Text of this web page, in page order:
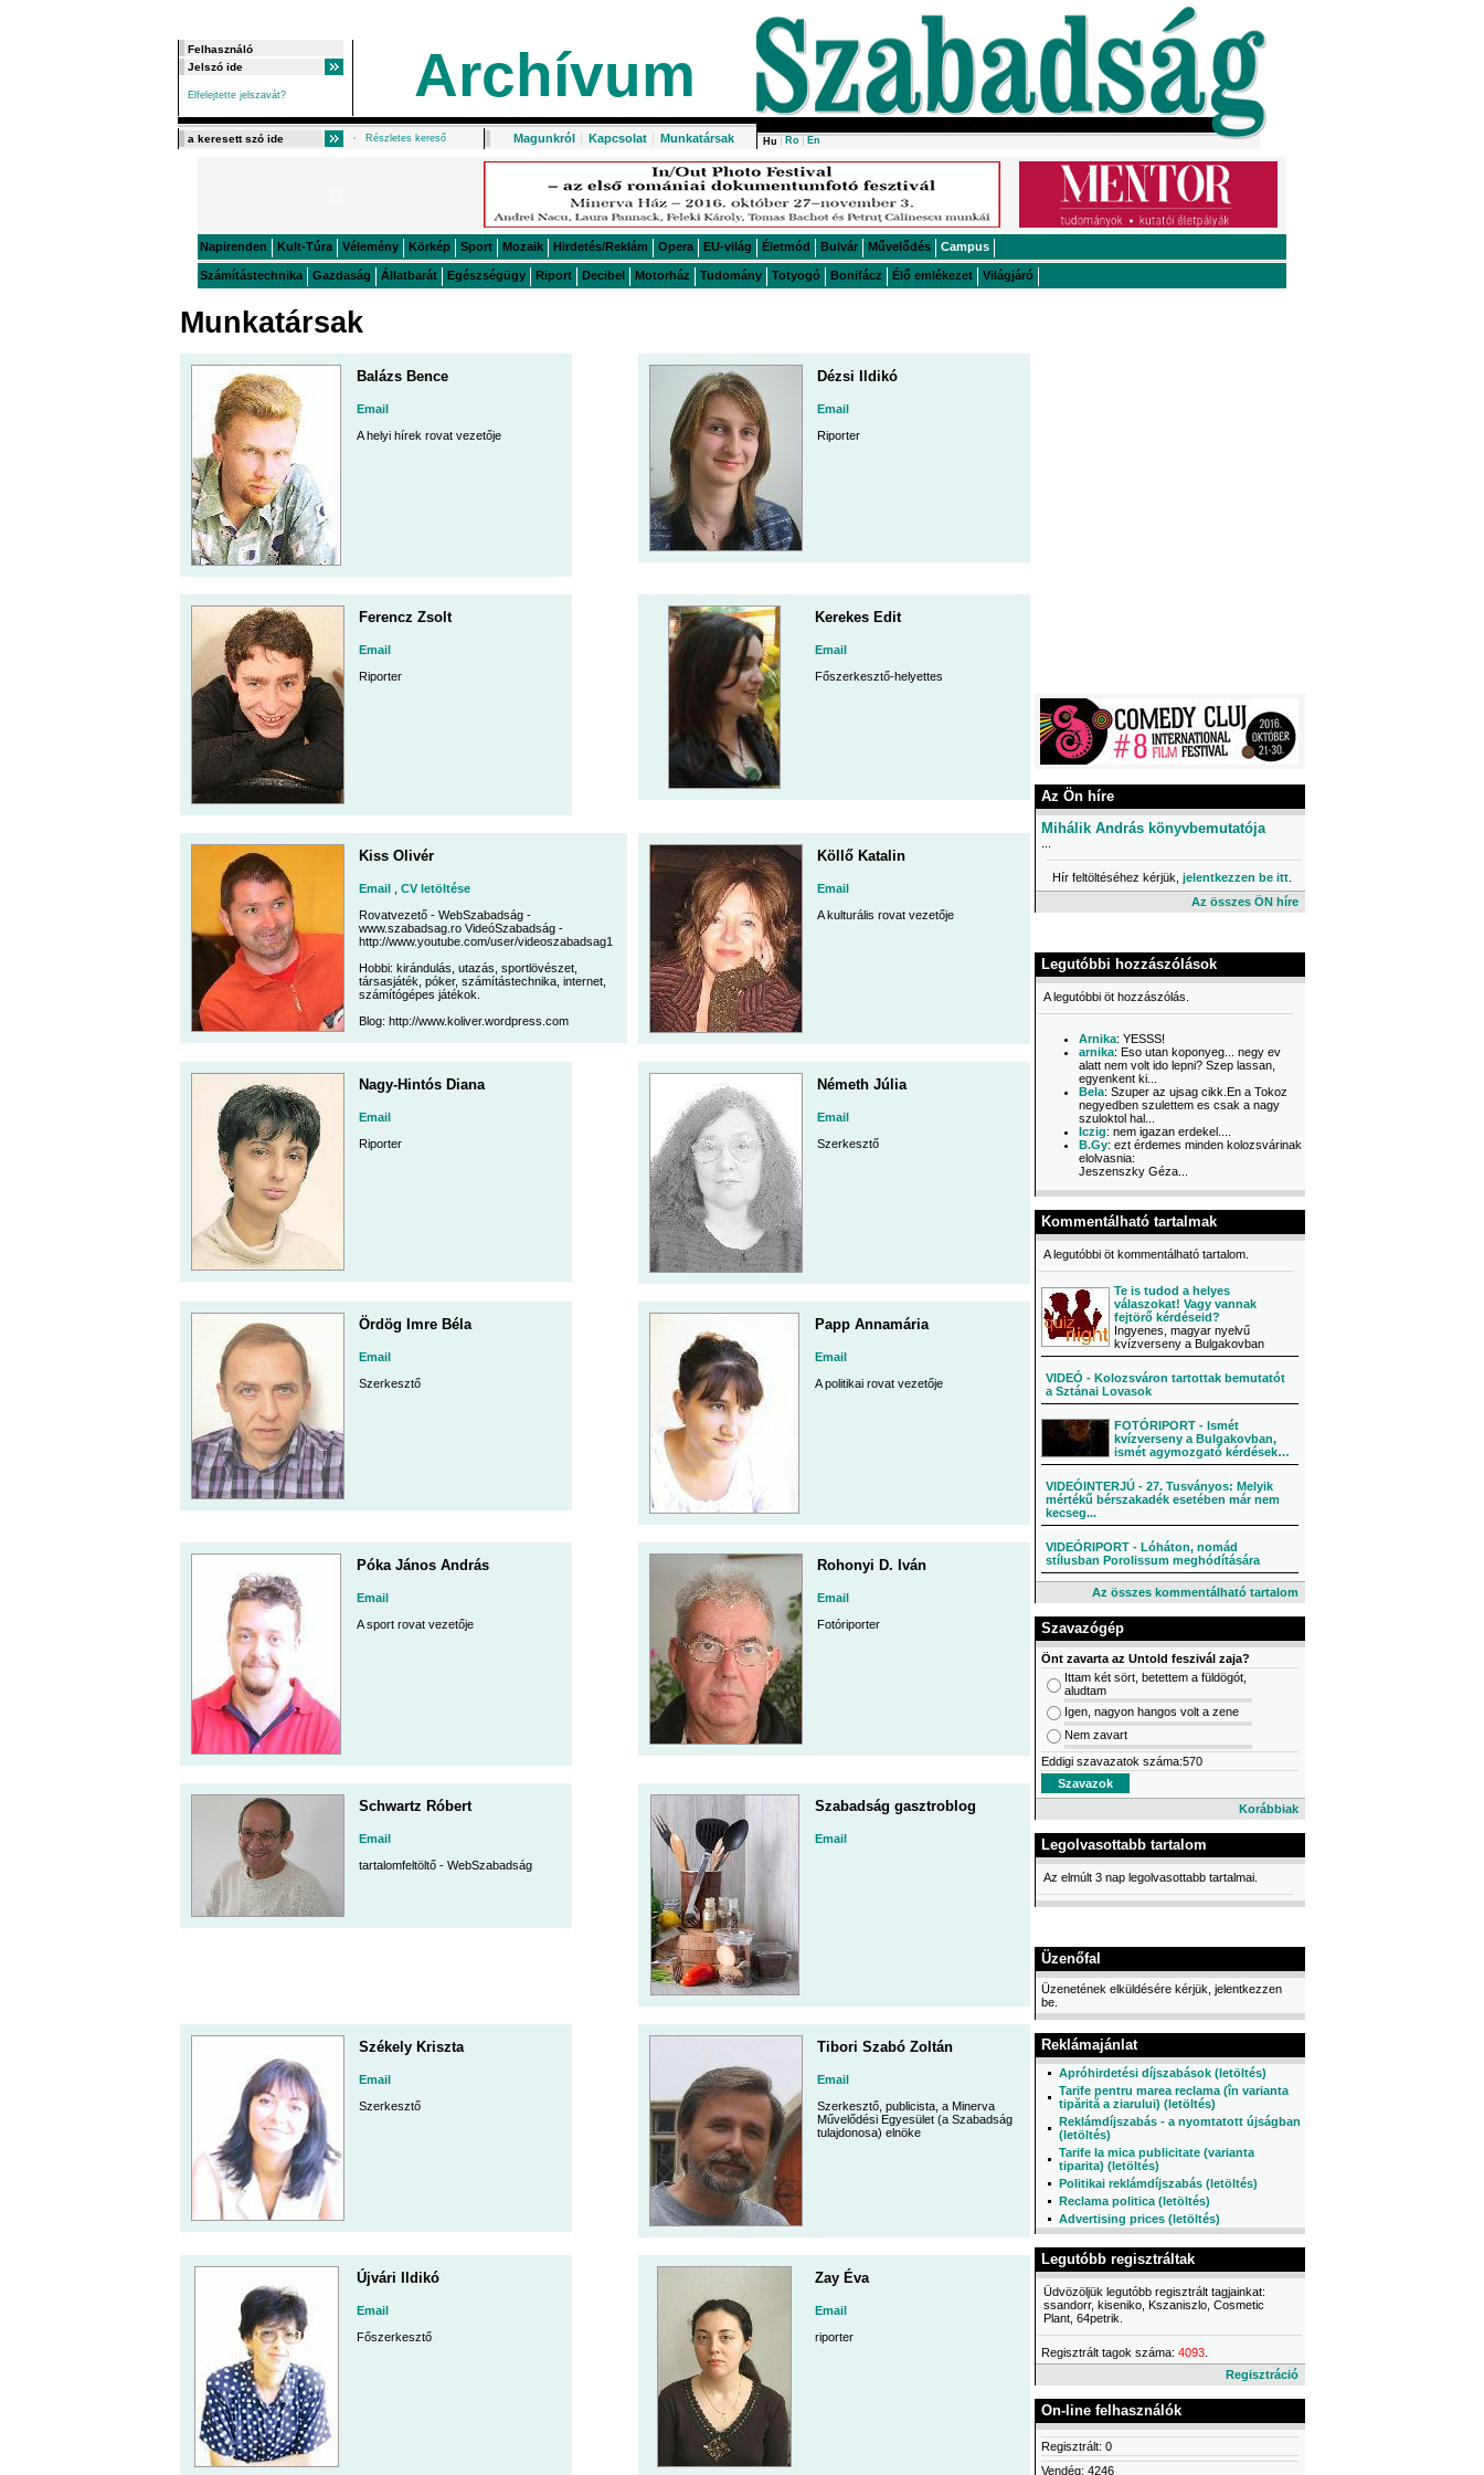
Elfelejtette jelszavát? Archívum
Részletes kereső Magunkról | Kapcsolat | Munkatársak Hu Ro En
Napirenden Kult-Túra Vélemény Körkép Sport Mozaik Hirdetés/Reklám Opera EU-világ Életmód Bulvár Művelődés Campus
Számítástechnika Gazdaság Állatbarát Egészségügy Riport Decibel Motorház Tudomány Totyogó Bonifácz Élő emlékezet Világjáró
Munkatársak
Balázs Bence
Email
A helyi hírek rovat vezetője
Dézsi Ildikó
Email
Riporter
Ferencz Zsolt
Email
Riporter
Kerekes Edit
Email
Főszerkesztő-helyettes
Kiss Olivér
Email
CV letöltése
Rovatvezető - WebSzabadság -
www.szabadsag.ro VideóSzabadság -
http://www.youtube.com/user/videoszabadsag1
Hobbi: kirándulás, utazás, sportlövészet,
társasjáték, póker, számítástechnika, internet,
számítógépes játékok.
Blog: http://www.koliver.wordpress.com
Köllő Katalin
Email
A kulturális rovat vezetője
Nagy-Hintós Diana
Email
Riporter
Németh Júlia
Email
Szerkesztő
Ördög Imre Béla
Email
Szerkesztő
Papp Annamária
Email
A politikai rovat vezetője
Póka János András
Email
A sport rovat vezetője
Rohonyi D. Iván
Email
Fotóriporter
Schwartz Róbert
Email
tartalomfeltöltő - WebSzabadság
Szabadság gasztroblog
Email
Székely Kriszta
Email
Szerkesztő
Tibori Szabó Zoltán
Email
Szerkesztő, publicista, a Minerva
Művelődési Egyesület (a Szabadság
tulajdonosa) elnöke
Újvári Ildikó
Email
Főszerkesztő
Zay Éva
Email
riporter
Az Ön híre
Mihálik András könyvbemutatója
Hír feltöltéséhez kérjük, jelentkezzen be itt.
Az összes ÖN híre
Legutóbbi hozzászólások
A legutóbbi öt hozzászólás.
Arnika: YESSS!
arnika: Eso utan koponyeg... negy ev
alatt nem volt ido lepni? Szep lassan,
egyenkent ki...
Bela: Szuper az ujsag cikk.En a Tokoz
negyedben szulettem es csak a nagy
szuloktol hal...
Iczig: nem igazan erdekel....
B.Gy: ezt érdemes minden kolozsvárinak
elolvasnia:
Jeszenszky Géza...
Kommentálható tartalmak
A legutóbbi öt kommentálható tartalom.
Te is tudod a helyes
válaszokat! Vagy vannak
fejtörő kérdéseid?
Ingyenes, magyar nyelvű
kvízverseny a Bulgakovban
VIDEÓ - Kolozsváron tartottak bemutatót
a Sztánai Lovasok
FOTÓRIPORT - Ismét
kvízverseny a Bulgakovban,
ismét agymozgató kérdések…
VIDEÓINTERJÚ - 27. Tusványos: Melyik
mértékű bérszakadék esetében már nem
kecseg...
VIDEÓRIPORT - Lóháton, nomád
stílusban Porolissum meghódítására
Az összes kommentálható tartalom
Szavazógép
Önt zavarta az Untold feszivál zaja?
Ittam két sört, betettem a füldögót,
aludtam
Igen, nagyon hangos volt a zene
Nem zavart
Eddigi szavazatok száma:570
Korábbiak
Legolvasottabb tartalom
Az elmúlt 3 nap legolvasottabb tartalmai.
Üzenőfal
Üzenetének elküldésére kérjük, jelentkezzen
be.
Reklámajánlat
Apróhirdetési díjszabások (letöltés)
Tarife pentru marea reclama (în varianta
tipărită a ziarului) (letöltés)
Reklámdíjszabás - a nyomtatott újságban
(letöltés)
Tarife la mica publicitate (varianta
tiparita) (letöltés)
Politikai reklámdíjszabás (letöltés)
Reclama politica (letöltés)
Advertising prices (letöltés)
Legutóbb regisztráltak
Üdvözöljük legutóbb regisztrált tagjainkat:
ssandorr, kiseniko, Kszaniszlo, Cosmetic
Plant, 64petrik.
Regisztrált tagok száma: 4093.
Regisztráció
On-line felhasználók
Regisztrált: 0
Vendég: 4246